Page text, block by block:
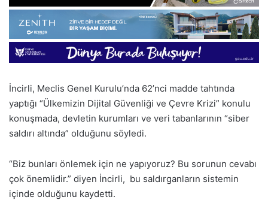
İncirli, Meclis Genel Kurulu’nda 62’nci madde tahtında
yaptığı “Ülkemizin Dijital Güvenliği ve Çevre Krizi” konulu
konuşmada, devletin kurumları ve veri tabanlarının “siber
saldırı altında” olduğunu söyledi.
“Biz bunları önlemek için ne yapıyoruz? Bu sorunun cevabı
çok önemlidir.” diyen İncirli, bu saldırganların sistemin
içinde olduğunu kaydetti.